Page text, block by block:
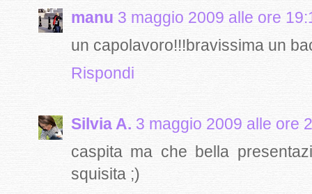
manu 3 maggio 2009 alle ore
un capolavoro!!!bravissima un
Rispondi
Silvia A. 3 maggio 2009 alle ore
caspita ma che bella
squisita ;)